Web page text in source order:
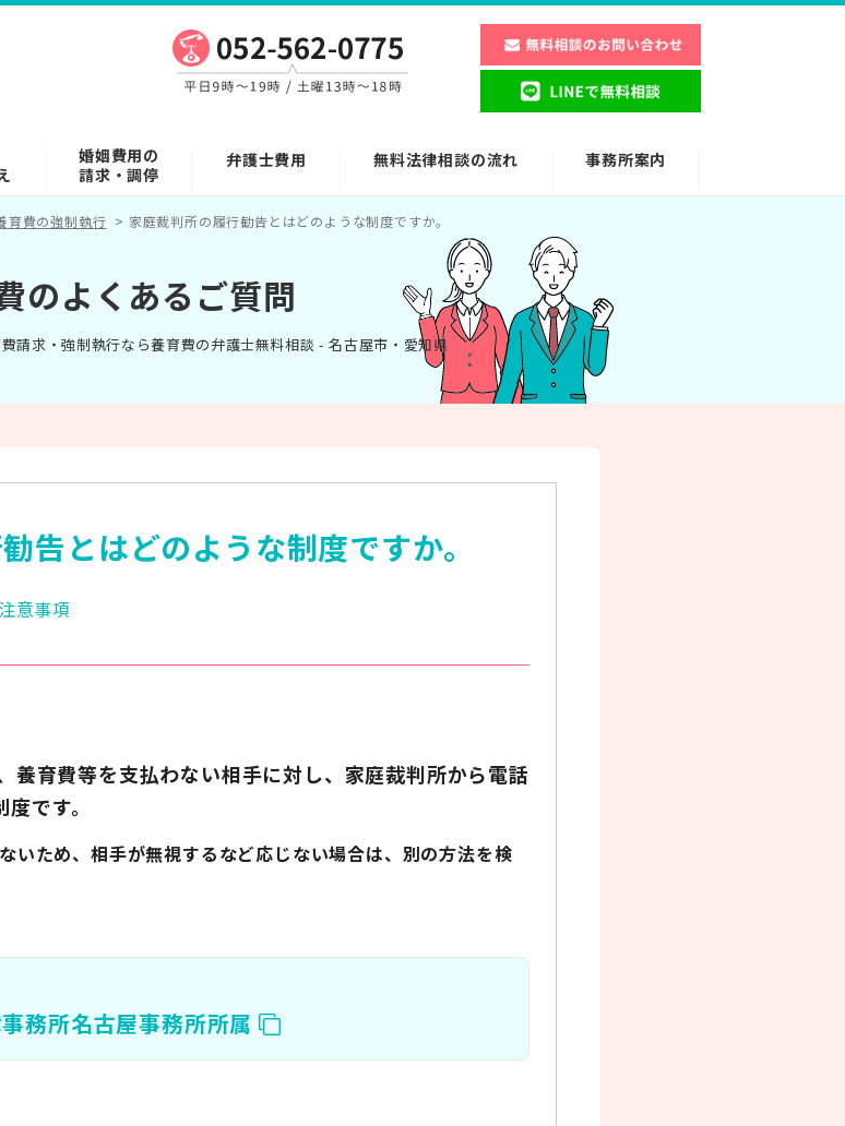
婚姻費用の
請求・調停
弁護士費用 無料法律相談の流れ 事務所案内
育費の強制執行 > 家庭裁判所の履行勧告とはどのような制度ですか。
のよくあるご質問
請求・強制執行なら養育費の弁護士無料相談 - 名古屋市・愛知県
告とはどのような制度ですか。
意事項
養育費等を支払わない相手に対し、家庭裁判所から電話
です。
いため、相手が無視するなど応じない場合は、別の方法を検
務所名古屋事務所所属